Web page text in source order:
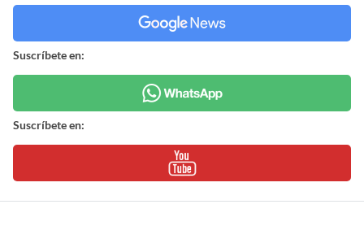
Suscríbete en:
Suscríbete en: